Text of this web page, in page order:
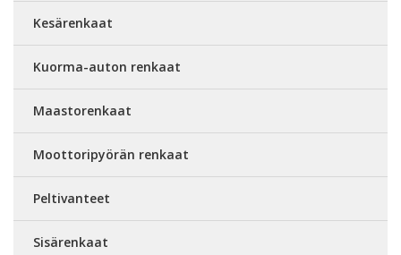
Kesärenkaat
Kuorma-auton renkaat
Maastorenkaat
Moottoripyörän renkaat
Peltivanteet
Sisärenkaat